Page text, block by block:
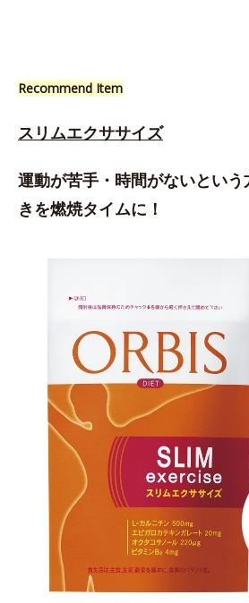
Recommend Item
スリムエクササイズ
運動が苦手・時間がないとい
きを燃焼タイムに！